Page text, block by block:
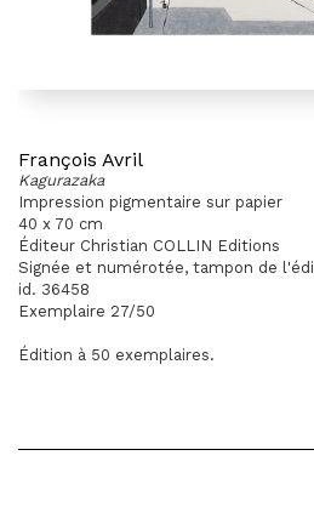
François Avril
Kagurazaka
Impression pigmentaire sur papier
40 x 70 cm
Éditeur Christian COLLIN Editions
Signée et numérotée, tampon de
id. 36458
Exemplaire 27/50
Édition à 50 exemplaires.